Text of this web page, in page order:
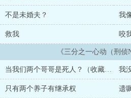
独女跌落地狱，两个素未谋面的‘哥哥’
警给她带来了母亲的‘遗书’。 母亲诡
然不同的‘遗嘱’，让她有了三个‘未婚
里母亲唯二留给她的遗物：一本字迹斑
钥匙… 寻着母亲留下的蛛丝马迹，
的假面被彻底撕开… 乖巧的菟丝花女
败类精英律师x忠厚老实心胸外科医生
含兄弟盖饭 3个男主皆处＊3位男主都
不是未婚夫？ 我
救我 咬
《三分之一心动（刑侦
当我们两个哥哥是死人？（收藏满百加更） 我
只有两个养子有继承权 遗